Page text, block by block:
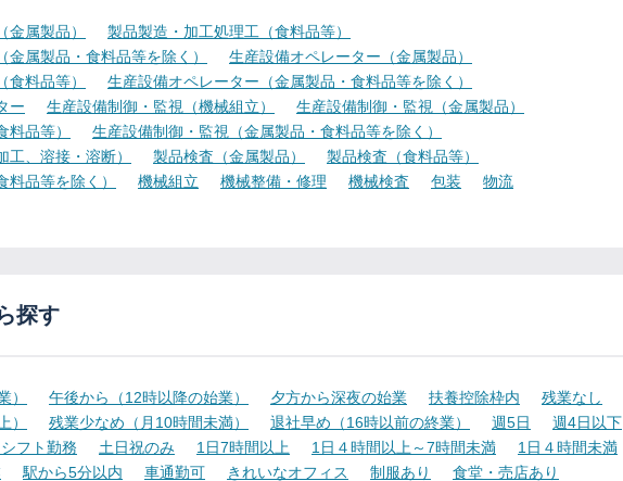
属製品）
製品製造・加工処理工（食料品等）
属製品・食料品等を除く）
生産設備オペレーター（金属製品）
料品等）
生産設備オペレーター（金属製品・食料品等を除く）
ー
生産設備制御・監視（機械組立）
生産設備制御・監視（金属製品）
品等）
生産設備制御・監視（金属製品・食料品等を除く）
、溶接・溶断）
製品検査（金属製品）
製品検査（食料品等）
品等を除く）
機械組立 機械整備・修理 機械検査 包装
物流
探す
） 午後から（12時以降の始業） 夕方から深夜の始業 扶養控除枠内
残業なし
）
残業少なめ（月10時間未満） 退社早め（16時以前の終業） 週5日
週4日以下
フト勤務 土日祝のみ 1日7時間以上 1日４時間以上～7時間未満
1日４時間未満
駅から5分以内 車通勤可 きれいなオフィス 制服あり
食堂・売店あり